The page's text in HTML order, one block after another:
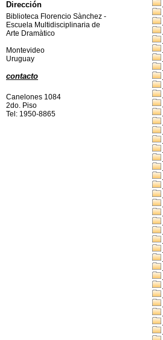
Dirección
Biblioteca Florencio Sànchez -
Escuela Multidisciplinaria de
Arte Dramàtico
Montevideo
Uruguay
contacto
Canelones 1084
2do. Piso
Tel: 1950-8865